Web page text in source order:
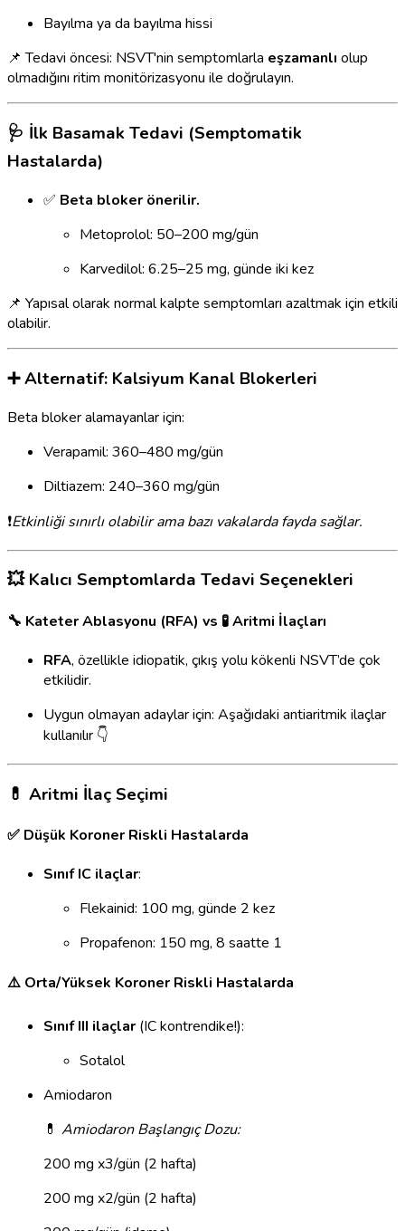
Bayılma ya da bayılma hissi
📌 Tedavi öncesi: NSVT'nin semptomlarla eşzamanlı olup
olmadığını ritim monitörizasyonu ile doğrulayın.
🩺 İlk Basamak Tedavi (Semptomatik
Hastalarda)
✅ Beta bloker önerilir.
Metoprolol: 50–200 mg/gün
Karvedilol: 6.25–25 mg, günde iki kez
📌 Yapısal olarak normal kalpte semptomları azaltmak için etkili
olabilir.
➕ Alternatif: Kalsiyum Kanal Blokerleri
Beta bloker alamayanlar için:
Verapamil: 360–480 mg/gün
Diltiazem: 240–360 mg/gün
❗Etkinliği sınırlı olabilir ama bazı vakalarda fayda sağlar.
💥 Kalıcı Semptomlarda Tedavi Seçenekleri
🔧 Kateter Ablasyonu (RFA) vs 🧪 Aritmi İlaçları
RFA, özellikle idiopatik, çıkış yolu kökenli NSVT’de çok
etkilidir.
Uygun olmayan adaylar için: Aşağıdaki antiaritmik ilaçlar
kullanılır 👇
💊 Aritmi İlaç Seçimi
✅ Düşük Koroner Riskli Hastalarda
Sınıf IC ilaçlar:
Flekainid: 100 mg, günde 2 kez
Propafenon: 150 mg, 8 saatte 1
⚠️ Orta/Yüksek Koroner Riskli Hastalarda
Sınıf III ilaçlar (IC kontrendike!):
Sotalol
Amiodaron
💊 Amiodaron Başlangıç Dozu:
200 mg x3/gün (2 hafta)
200 mg x2/gün (2 hafta)